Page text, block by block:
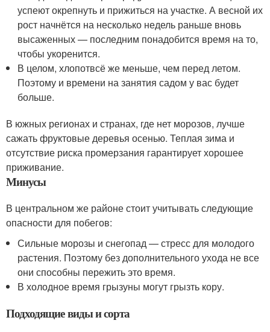
успеют окрепнуть и прижиться на участке. А весной их
рост начнётся на несколько недель раньше вновь
высаженных — последним понадобится время на то,
чтобы укоренится.
В целом, хлопотвсё же меньше, чем перед летом.
Поэтому и времени на занятия садом у вас будет
больше.
В южных регионах и странах, где нет морозов, лучше
сажать фруктовые деревья осенью. Теплая зима и
отсутствие риска промерзания гарантирует хорошее
приживание.
Минусы
В центральном же районе стоит учитывать следующие
опасности для побегов:
Сильные морозы и снегопад — стресс для молодого
растения. Поэтому без дополнительного ухода не все
они способны пережить это время.
В холодное время грызуны могут грызть кору.
Подходящие виды и сорта